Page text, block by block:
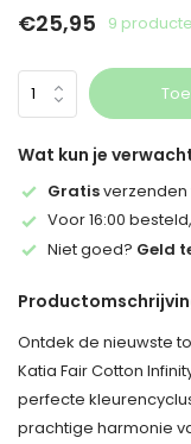
€25,95 9
Wat kun je
Gratis
Voor 16:00 besteld,
Niet goed? Geld
Ontdek de nieuwste
Katia Fair Cotton
perfecte
prachtige harmonie